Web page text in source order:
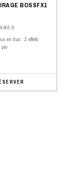
BOSSFX1
en duo : 2 effets